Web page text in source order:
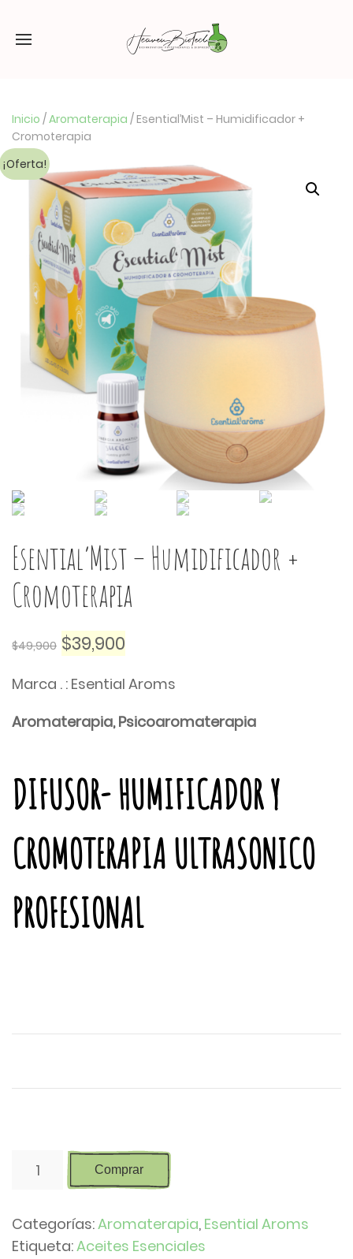
Inicio /Aromaterapia / Esential’Mist – Humidificador +
Cromoterapia
¡Oferta!
Esential’Mist – Humidificador +
Cromoterapia
$49,900 $39,900
Marca . : Esential Aroms
Aromaterapia, Psicoaromaterapia
DIFUSOR- HUMIFICADOR Y
CROMOTERAPIA ULTRASONICO
PROFESIONAL
Esential’Mist
+
Cromoterapia
Comprar
Categorías:Aromaterapia, Esential Aroms
Etiqueta:Aceites Esenciales